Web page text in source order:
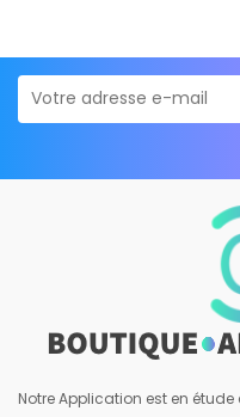
Notre Application est en